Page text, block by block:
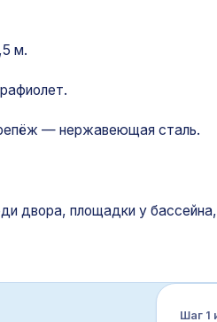
м.
— нержавеющая сталь.
двора, площадки у бассейна,
Шаг 1